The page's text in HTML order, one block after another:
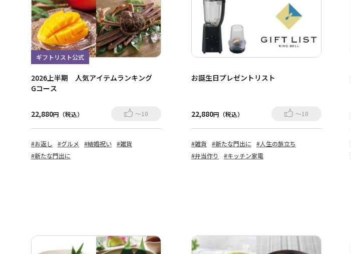
ギフトリスト公式
2026上半期 人気アイテムランキング
Gコース
22,880円（税込） ～10
#お返し #グルメ #結婚祝い #雑貨
#新たな門出に
お誕生日プレゼントリスト
22,880円（税込） ～10
#雑貨 #新たな門出に
#人生の旅立ち
#弁当作り
#キッチン家電